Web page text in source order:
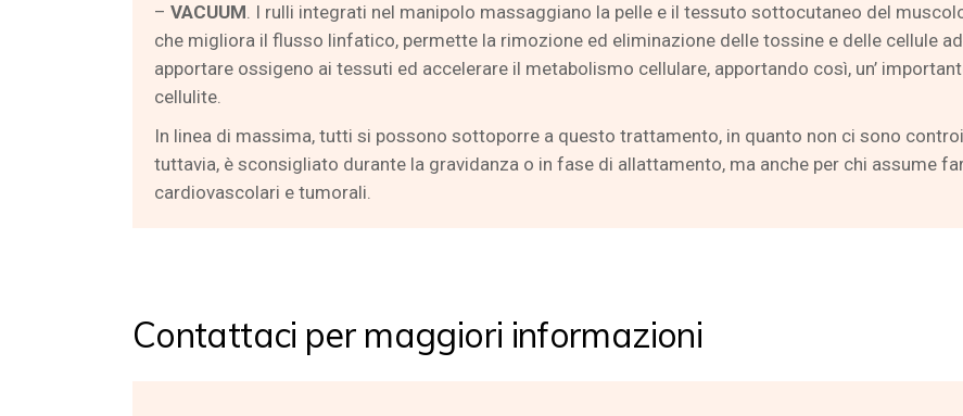
– VACUUM. I rulli integrati nel manipolo massaggiano la pelle e il tessuto sottocutaneo del
che migliora il flusso linfatico, permette la rimozione ed eliminazione delle tossine e delle cellule
apportare ossigeno ai tessuti ed accelerare il metabolismo cellulare, apportando così, un’
cellulite.
In linea di massima, tutti si possono sottoporre a questo trattamento, in quanto non ci sono
tuttavia, è sconsigliato durante la gravidanza o in fase di allattamento, ma anche per chi assume
cardiovascolari e tumorali.
Contattaci per maggiori informazioni